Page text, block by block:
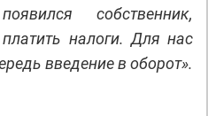
собственник,
налоги. Для нас
введение в оборот».